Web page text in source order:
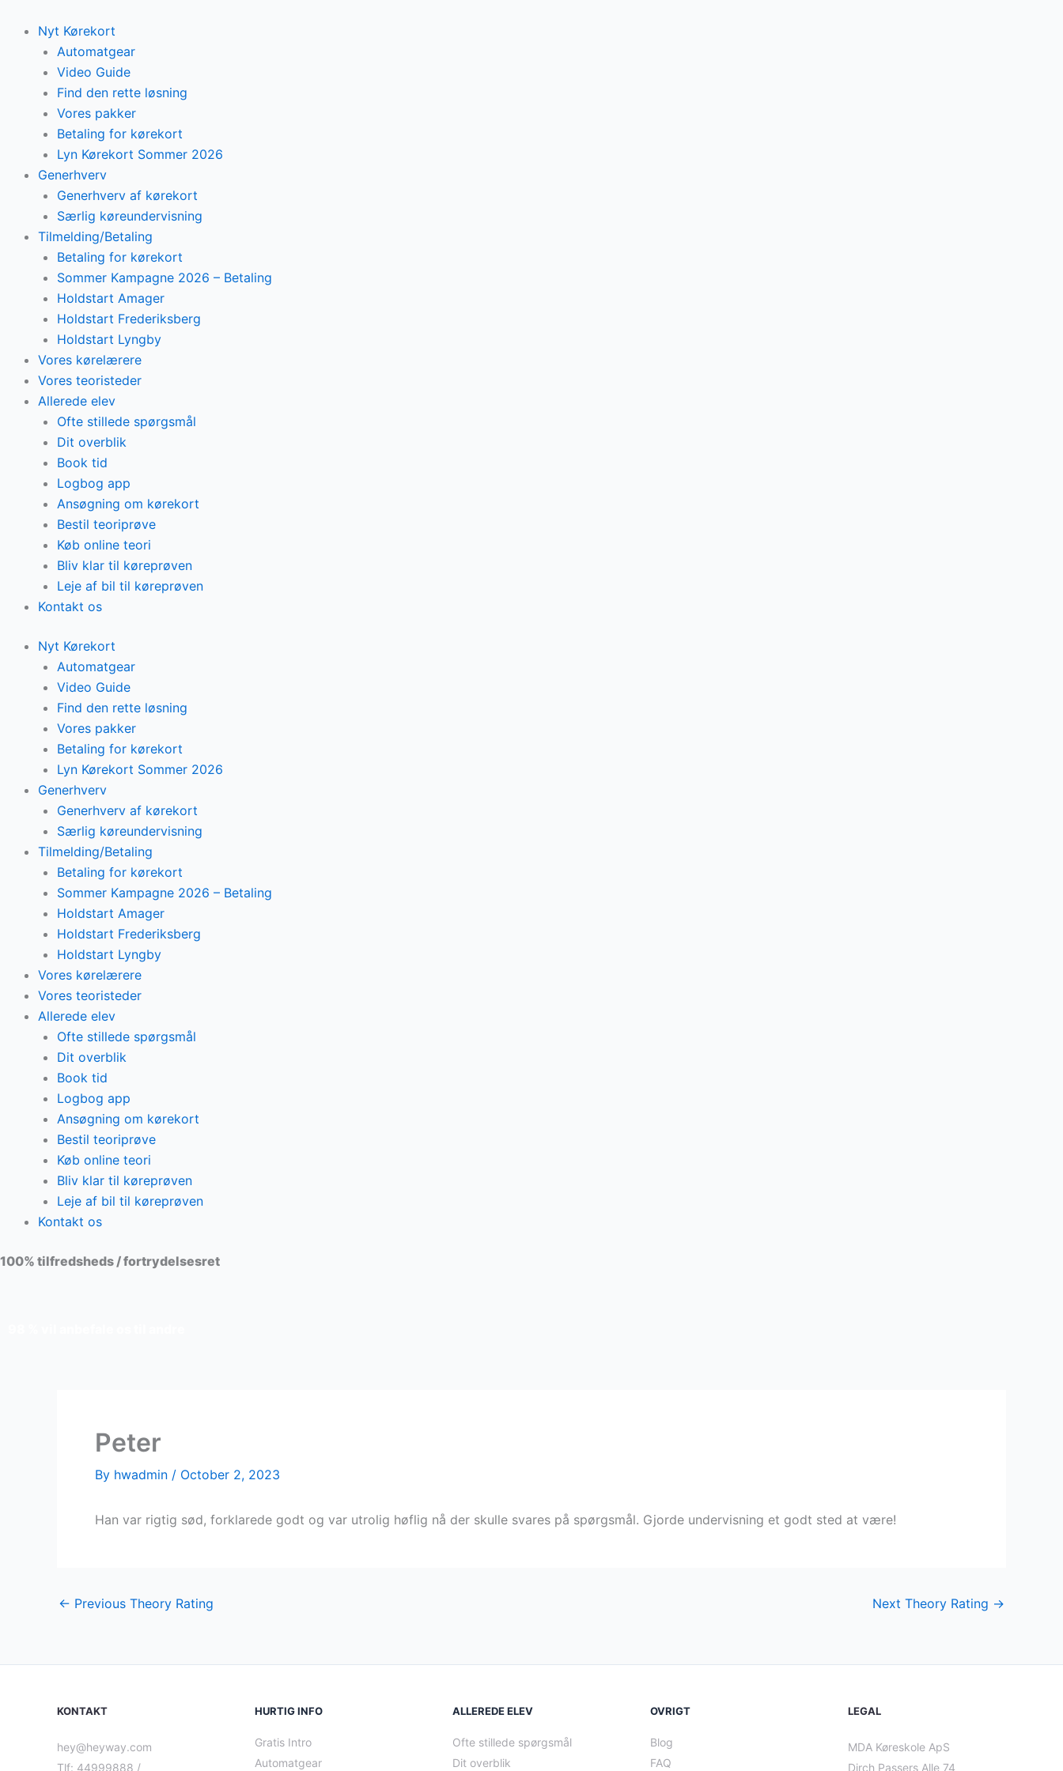
content
Nyt Kørekort
Automatgear
Video Guide
Find den rette løsning
Vores pakker
Betaling for kørekort
Lyn Kørekort Sommer 2026
Generhverv
Generhverv af kørekort
Særlig køreundervisning
Tilmelding/Betaling
Betaling for kørekort
Sommer Kampagne 2026 – Betaling
Holdstart Amager
Holdstart Frederiksberg
Holdstart Lyngby
Vores kørelærere
Vores teoristeder
Allerede elev
Ofte stillede spørgsmål
Dit overblik
Book tid
Logbog app
Ansøgning om kørekort
Bestil teoriprøve
Køb online teori
Bliv klar til køreprøven
Leje af bil til køreprøven
Kontakt os
Nyt Kørekort
Automatgear
Video Guide
Find den rette løsning
Vores pakker
Betaling for kørekort
Lyn Kørekort Sommer 2026
Generhverv
Generhverv af kørekort
Særlig køreundervisning
Tilmelding/Betaling
Betaling for kørekort
Sommer Kampagne 2026 – Betaling
Holdstart Amager
Holdstart Frederiksberg
Holdstart Lyngby
Vores kørelærere
Vores teoristeder
Allerede elev
Ofte stillede spørgsmål
Dit overblik
Book tid
Logbog app
Ansøgning om kørekort
Bestil teoriprøve
Køb online teori
Bliv klar til køreprøven
Leje af bil til køreprøven
Kontakt os
100% tilfredsheds / fortrydelsesret
Peter
By hwadmin / October 2, 2023
Han var rigtig sød, forklarede godt og var utrolig høflig nå der skulle svares på spørgsmål. Gjorde undervisning et godt sted at være!
← Previous Theory Rating Next Theory Rating →
KONTAKT
hey@heyway.com
Tlf: 44999888 /
HURTIG INFO
Gratis Intro
Automatgear
ALLEREDE ELEV
Ofte stillede spørgsmål
Dit overblik
OVRIGT
Blog
FAQ
LEGAL
MDA Køreskole ApS
Dirch Passers Alle 74